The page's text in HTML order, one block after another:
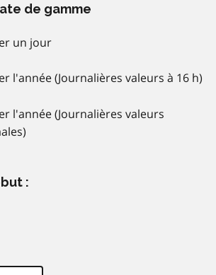
de gamme
un jour
l'année (Journalières valeurs à 16 h)
l'année (Journalières valeurs
: